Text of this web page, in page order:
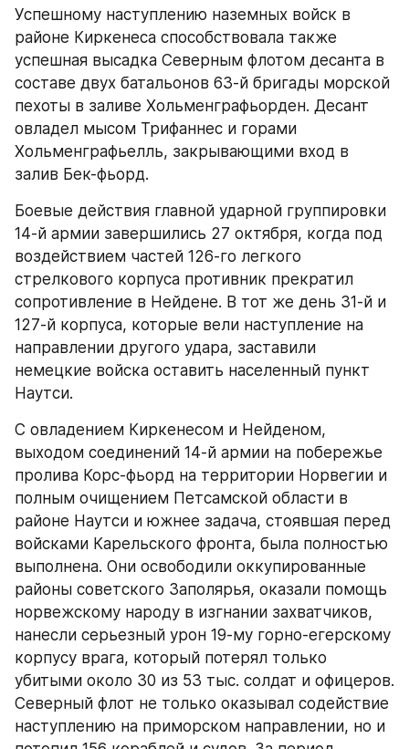
Успешному наступлению наземных войск в
районе Киркенеса способствовала также
успешная высадка Северным флотом десанта в
составе двух батальонов 63-й бригады морской
пехоты в заливе Хольменграфьорден. Десант
овладел мысом Трифаннес и горами
Хольменграфьелль, закрывающими вход в
залив Бек-фьорд.
Боевые действия главной ударной группировки
14-й армии завершились 27 октября, когда под
воздействием частей 126-го легкого
стрелкового корпуса противник прекратил
сопротивление в Нейдене. В тот же день 31-й и
127-й корпуса, которые вели наступление на
направлении другого удара, заставили
немецкие войска оставить населенный пункт
Наутси.
С овладением Киркенесом и Нейденом,
выходом соединений 14-й армии на побережье
пролива Корс-фьорд на территории Норвегии и
полным очищением Петсамской области в
районе Наутси и южнее задача, стоявшая перед
войсками Карельского фронта, была полностью
выполнена. Они освободили оккупированные
районы советского Заполярья, оказали помощь
норвежскому народу в изгнании захватчиков,
нанесли серьезный урон 19-му горно-егерскому
корпусу врага, который потерял только
убитыми около 30 из 53 тыс. солдат и офицеров.
Северный флот не только оказывал содействие
наступлению на приморском направлении, но и